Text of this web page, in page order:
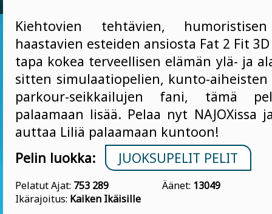
Kiehtovien tehtävien,
haastavien esteiden ansiosta Fat 2 Fit
tapa kokea terveellisen elämän ylä- ja
sitten simulaatiopelien, kunto-
parkour-seikkailujen fani, tämä
palaamaan lisää. Pelaa nyt NAJOXissa
auttaa Liliä palaamaan kuntoon!
Pelin luokka:
JUOKSUPELIT PELIT
Pelatut Ajat: 753 289 Äänet: 13049
Ikärajoitus: Kaiken Ikäisille